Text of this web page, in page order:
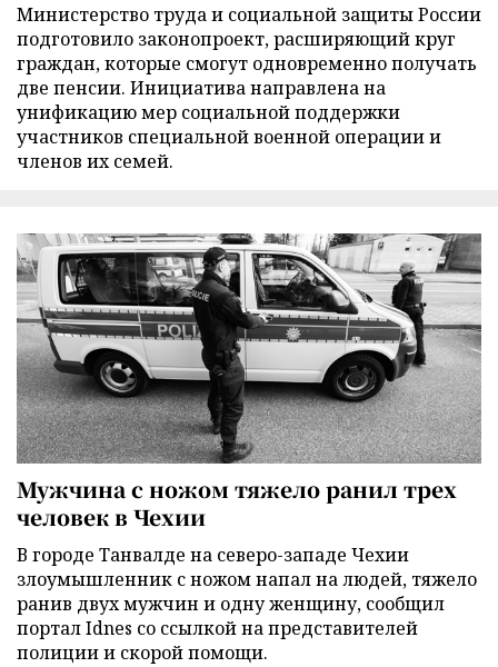
Министерство труда и социальной защиты России
подготовило законопроект, расширяющий круг
граждан, которые смогут одновременно получать
две пенсии. Инициатива направлена на
унификацию мер социальной поддержки
участников специальной военной операции и
членов их семей.
Мужчина с ножом тяжело ранил трех
человек в Чехии
В городе Танвалде на северо-западе Чехии
злоумышленник с ножом напал на людей, тяжело
ранив двух мужчин и одну женщину, сообщил
портал Idnes со ссылкой на представителей
полиции и скорой помощи.